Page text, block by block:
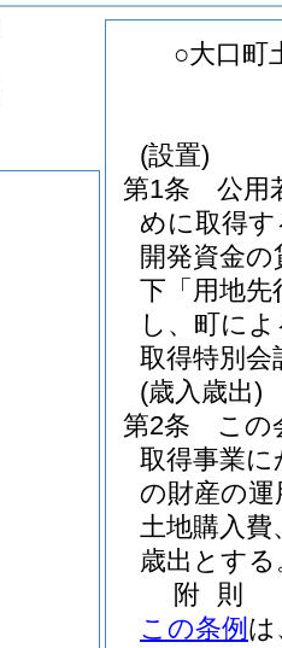
○大口町
(設置)
第1条
公用
めに取得
開発資金
下「用地先
し、町に
取得特別
(歳入歳出)
第2条
この
取得事業
の財産の
土地購入
歳出とする
附 則
この条例 は